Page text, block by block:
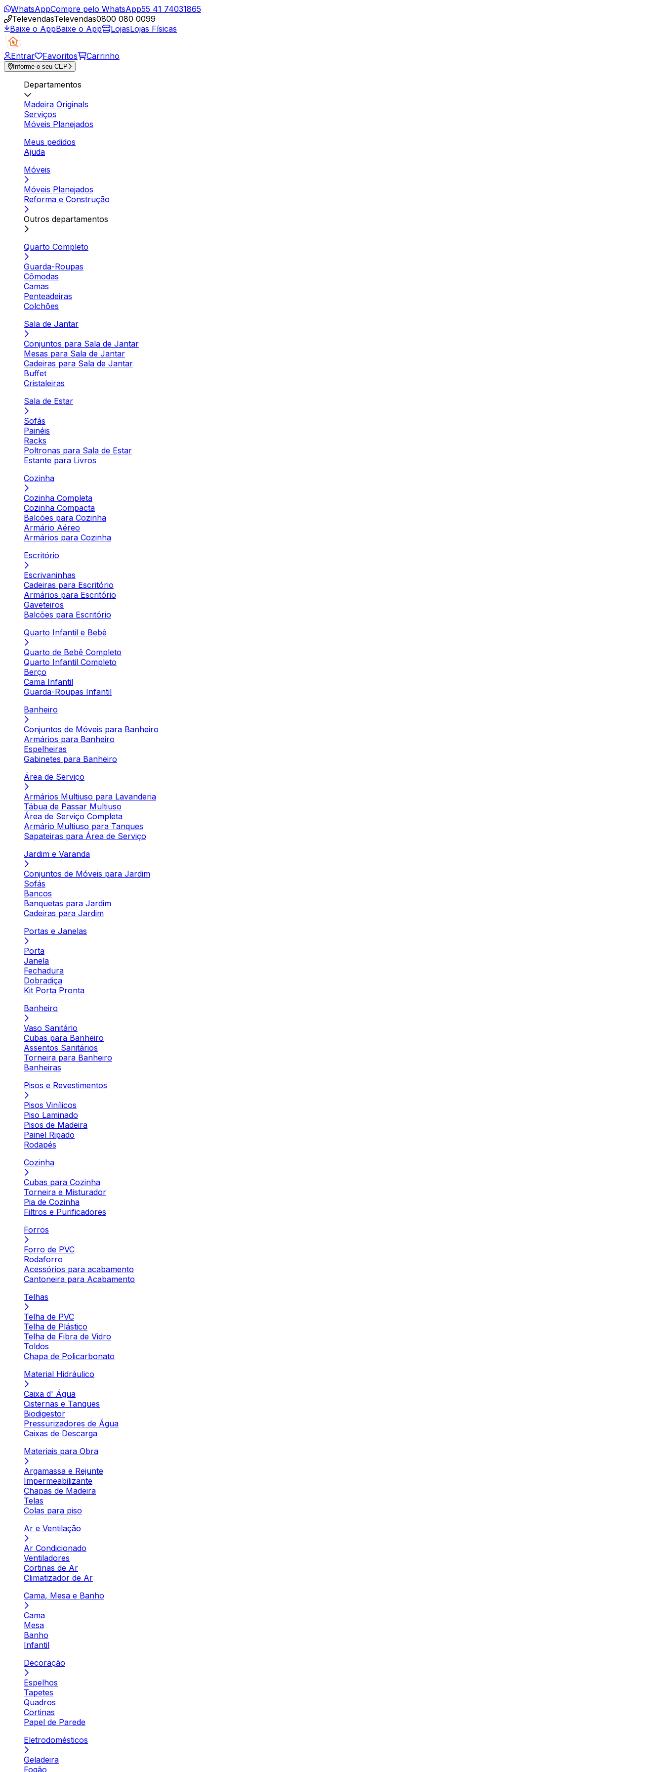
WhatsAppCompre pelo WhatsApp55 41 74031865
TelevendasTelevendas0800 080 0099
Baixe o AppBaixe o App LojasLojas Físicas
Entrar Favoritos Carrinho
Informe o seu CEP
Departamentos
Madeira Originals
Serviços
Móveis Planejados
Meus pedidos
Ajuda
Móveis
Móveis Planejados
Reforma e Construção
Outros departamentos
Quarto Completo
Guarda-Roupas
Cômodas
Camas
Penteadeiras
Colchões
Sala de Jantar
Conjuntos para Sala de Jantar
Mesas para Sala de Jantar
Cadeiras para Sala de Jantar
Buffet
Cristaleiras
Sala de Estar
Sofás
Painéis
Racks
Poltronas para Sala de Estar
Estante para Livros
Cozinha
Cozinha Completa
Cozinha Compacta
Balcões para Cozinha
Armário Aéreo
Armários para Cozinha
Escritório
Escrivaninhas
Cadeiras para Escritório
Armários para Escritório
Gaveteiros
Balcões para Escritório
Quarto Infantil e Bebê
Quarto de Bebê Completo
Quarto Infantil Completo
Berço
Cama Infantil
Guarda-Roupas Infantil
Banheiro
Conjuntos de Móveis para Banheiro
Armários para Banheiro
Espelheiras
Gabinetes para Banheiro
Área de Serviço
Armários Multiuso para Lavanderia
Tábua de Passar Multiuso
Área de Serviço Completa
Armário Multiuso para Tanques
Sapateiras para Área de Serviço
Jardim e Varanda
Conjuntos de Móveis para Jardim
Sofás
Bancos
Banquetas para Jardim
Cadeiras para Jardim
Portas e Janelas
Porta
Janela
Fechadura
Dobradiça
Kit Porta Pronta
Banheiro
Vaso Sanitário
Cubas para Banheiro
Assentos Sanitários
Torneira para Banheiro
Banheiras
Pisos e Revestimentos
Pisos Vinílicos
Piso Laminado
Pisos de Madeira
Painel Ripado
Rodapés
Cozinha
Cubas para Cozinha
Torneira e Misturador
Pia de Cozinha
Filtros e Purificadores
Forros
Forro de PVC
Rodaforro
Acessórios para acabamento
Cantoneira para Acabamento
Telhas
Telha de PVC
Telha de Plástico
Telha de Fibra de Vidro
Toldos
Chapa de Policarbonato
Material Hidráulico
Caixa d' Água
Cisternas e Tanques
Biodigestor
Pressurizadores de Água
Caixas de Descarga
Materiais para Obra
Argamassa e Rejunte
Impermeabilizante
Chapas de Madeira
Telas
Colas para piso
Ar e Ventilação
Ar Condicionado
Ventiladores
Cortinas de Ar
Climatizador de Ar
Cama, Mesa e Banho
Cama
Mesa
Banho
Infantil
Decoração
Espelhos
Tapetes
Quadros
Cortinas
Papel de Parede
Eletrodomésticos
Geladeira
Fogão